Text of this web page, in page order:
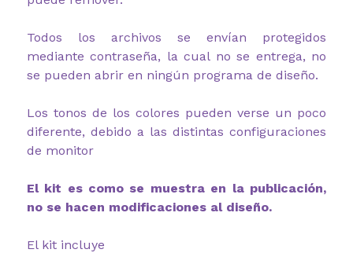
Todos los archivos se envían protegidos
mediante contraseña, la cual no se entrega, no
se pueden abrir en ningún programa de diseño.
Los tonos de los colores pueden verse un poco
diferente, debido a las distintas configuraciones
de monitor
El kit es como se muestra en la publicación,
no se hacen modificaciones al diseño.
El kit incluye